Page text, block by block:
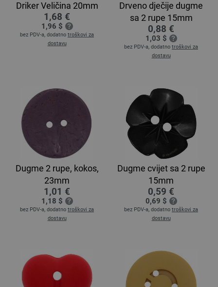
Driker Veličina 20mm
1,68 €
1,96 $
bez PDV-a, dodatno troškovi za
dostavu
Drveno dječije dugme
sa 2 rupe 15mm
0,88 €
1,03 $
bez PDV-a, dodatno troškovi za
dostavu
Dugme 2 rupe, kokos,
23mm
1,01 €
1,18 $
bez PDV-a, dodatno troškovi za
dostavu
Dugme cvijet sa 2 rupe
15mm
0,59 €
0,69 $
bez PDV-a, dodatno troškovi za
dostavu